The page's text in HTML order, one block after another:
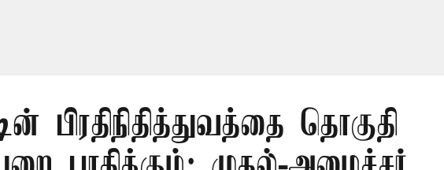
பிரதிநிதித்துவத்தை தொகுதி